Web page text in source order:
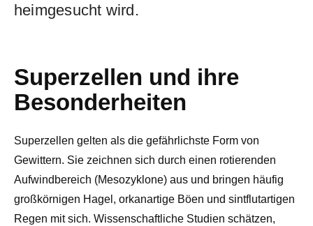
heimgesucht wird.
Superzellen und ihre
Besonderheiten
Superzellen gelten als die gefährlichste Form von
Gewittern. Sie zeichnen sich durch einen rotierenden
Aufwindbereich (Mesozyklone) aus und bringen häufig
großkörnigen Hagel, orkanartige Böen und sintflutartigen
Regen mit sich. Wissenschaftliche Studien schätzen,